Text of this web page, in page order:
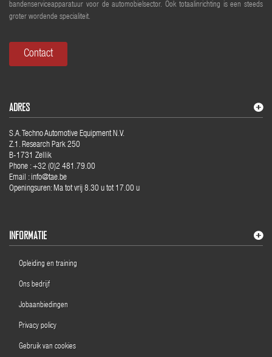
bandenserviceapparatuur voor de automobielsector. Ook totaalinrichting is een steeds
groter wordende specialiteit.
Contact
ADRES
S.A. Techno Automotive Equipment N.V.
Z.1. Research Park 250
B-1731 Zellik
Phone : +32 (0)2 481.79.00
Email : info@tae.be
Openingsuren: Ma tot vrij 8.30 u tot 17.00 u
INFORMATIE
Opleiding en training
Ons bedrijf
Jobaanbiedingen
Privacy policy
Gebruik van cookies